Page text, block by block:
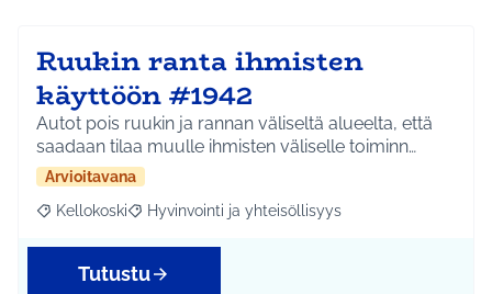
Ruukin ranta ihmisten
käyttöön #1942
Autot pois ruukin ja rannan väliseltä alueelta, että
saadaan tilaa muulle ihmisten väliselle toiminn…
Arvioitavana
Rajaa tulokset aihepiirin mukaan: Kellokoski
Kellokoski Rajaa tulokset teeman mukaan: Hyvinvointi ja
Hyvinvointi ja yhteisöllisyys
Tutustu